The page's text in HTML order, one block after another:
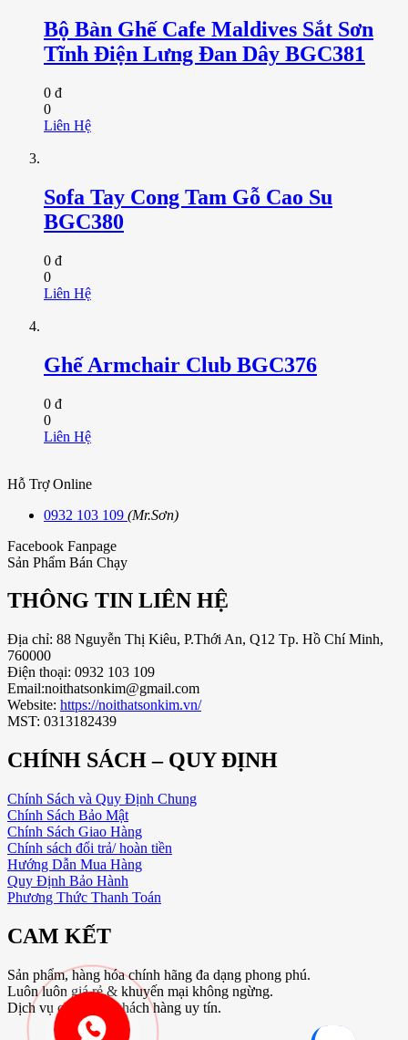
Bộ Bàn Ghế Cafe Maldives Sắt Sơn
Tĩnh Điện Lưng Đan Dây BGC381
0 đ
0
Liên Hệ
Sofa Tay Cong Tam Gỗ Cao Su
BGC380
0 đ
0
Liên Hệ
Ghế Armchair Club BGC376
0 đ
0
Liên Hệ
Hỗ Trợ Online
0932 103 109 (Mr.Sơn)
Facebook Fanpage
Sản Phẩm Bán Chạy
THÔNG TIN LIÊN HỆ
Địa chỉ: 88 Nguyễn Thị Kiêu, P.Thới An, Q12 Tp. Hồ Chí Minh,
760000
Điện thoại: 0932 103 109
Email:noithatsonkim@gmail.com
Website: https://noithatsonkim.vn/
MST: 0313182439
CHÍNH SÁCH – QUY ĐỊNH
Chính Sách và Quy Định Chung
Chính Sách Bảo Mật
Chính Sách Giao Hàng
Chính sách đổi trả/ hoàn tiền
Hướng Dẫn Mua Hàng
Quy Định Bảo Hành
Phương Thức Thanh Toán
CAM KẾT
Sản phẩm, hàng hóa chính hãng đa dạng phong phú.
Luôn luôn giá rẻ & khuyến mại không ngừng.
Dịch vụ chăm sóc khách hàng uy tín.